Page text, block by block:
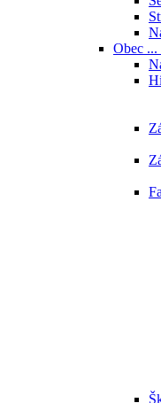
Obec ...